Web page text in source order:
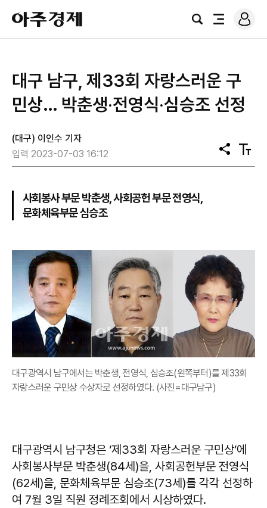
아
주
경
검
전
로
그
대구 남구, 제33회 자랑스러운 구
민상… 박춘생‧전영식‧심승조 선정
(대구) 이인수 기자
입력 2023-07-03 16:12
공
유
텍
스
사회봉사 부문 박춘생, 사회공헌 부문 전영식,
문화체육부문 심승조
대구광역시 남구에서는 박춘생, 전영식, 심승조(왼쪽부터)를 제33회
자랑스러운 구민상 수상자로 선정하였다. (사진=대구남구)
대구광역시 남구청은 ‘제33회 자랑스러운 구민상’에
사회봉사부문 박춘생(84세)을, 사회공헌부문 전영식
(62세)을, 문화체육부문 심승조(73세)를 각각 선정하
여 7월 3일 직원 정례조회에서 시상하였다.